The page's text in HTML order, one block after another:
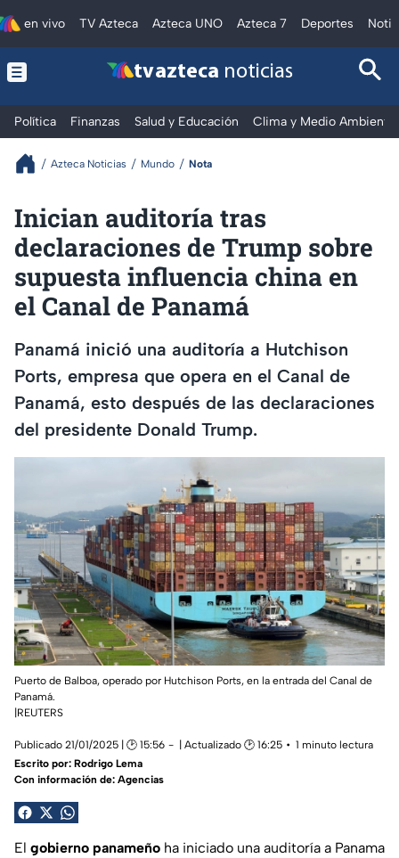
en vivo TV Azteca Azteca UNO Azteca 7 Deportes
tv azteca noticias
Política Finanzas Salud y Educación Clima y Medio Ambiente
Azteca Noticias Mundo Nota
Inician auditoría tras
declaraciones de Trump sobre
supuesta influencia china en
el Canal de Panamá
Panamá inició una auditoría a Hutchison
Ports, empresa que opera en el Canal de
Panamá, esto después de las declaraciones
del presidente Donald Trump.
Puerto de Balboa, operado por Hutchison Ports, en la entrada del Canal de
Panamá.
|REUTERS
Publicado 21/01/2025 | 🕑 15:56 | Actualizado 🕑 16:25
1 minuto lectura
Escrito por: Rodrigo Lema
Con información de: Agencias
El gobierno panameño ha iniciado una auditoría a Panama